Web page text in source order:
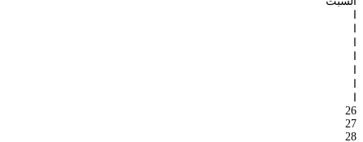
ا
ا
ا
ا
ا
ا
ا
26
27
28